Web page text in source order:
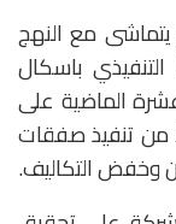
مع النهج
التنفيذي باسكال
الماضية على
من تنفيذ صفقات
وخفض التكاليف.